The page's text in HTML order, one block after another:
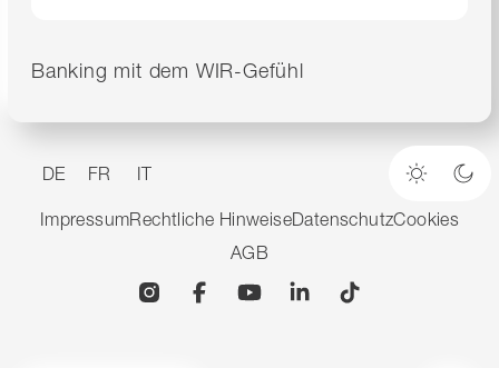
Banking mit dem WIR-Gefühl
DE FR IT
Heller
ImpressumRechtliche HinweiseDatenschutzCookies
AGB
InstagramFacebookYouTubeLinkedin